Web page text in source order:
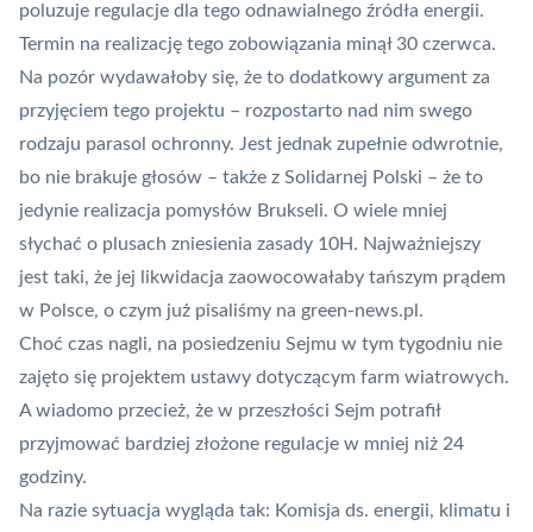
poluzuje regulacje dla tego odnawialnego źródła energii.
Termin na realizację tego zobowiązania minął 30 czerwca.
Na pozór wydawałoby się, że to dodatkowy argument za
przyjęciem tego projektu – rozpostarto nad nim swego
rodzaju parasol ochronny. Jest jednak zupełnie odwrotnie,
bo nie brakuje głosów – także z Solidarnej Polski – że to
jedynie realizacja pomysłów Brukseli. O wiele mniej
słychać o plusach zniesienia zasady 10H. Najważniejszy
jest taki, że jej likwidacja zaowocowałaby tańszym prądem
w Polsce, o czym już pisaliśmy na green-news.pl .
Choć czas nagli, na posiedzeniu Sejmu w tym tygodniu nie
zajęto się projektem ustawy dotyczącym farm wiatrowych.
A wiadomo przecież, że w przeszłości Sejm potrafił
przyjmować bardziej złożone regulacje w mniej niż 24
godziny.
Na razie sytuacja wygląda tak: Komisja ds. energii, klimatu i